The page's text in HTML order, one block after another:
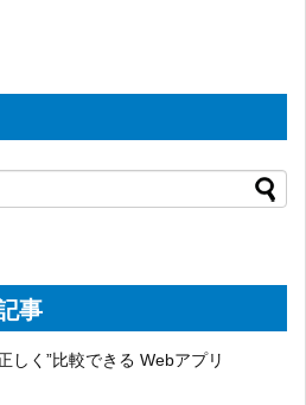
事
しく”比較できる Webアプリ